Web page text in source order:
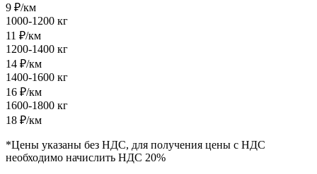
9 ₽/км
1000-1200 кг
11 ₽/км
1200-1400 кг
14 ₽/км
1400-1600 кг
16 ₽/км
1600-1800 кг
18 ₽/км
*Цены указаны без НДС, для получения цены с НДС
необходимо начислить НДС 20%